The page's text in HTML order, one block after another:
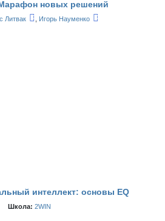
новых решений
Литвак Игорь Науменко
интеллект: основы EQ
Школа: 2WIN